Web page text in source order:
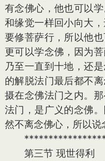
有念佛心，他也可以
和缘觉一样回小向大
要修菩萨行，所以他
更可以学念佛，因为
乃至一直到十地，还
的解脱法门最后都不
摄在念佛法门之内。
法门，是广义的念佛
然不离念佛心，所以说
第三节 现世得利